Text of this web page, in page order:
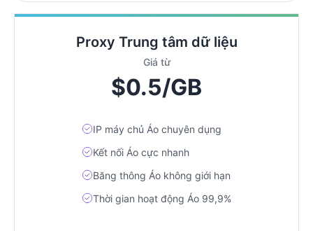
Proxy Trung tâm dữ liệu
Giá từ
$0.5/GB
IP máy chủ Áo chuyên dụng
Kết nối Áo cực nhanh
Băng thông Áo không giới hạn
Thời gian hoạt động Áo 99,9%